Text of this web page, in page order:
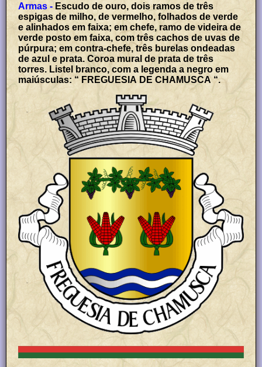
Armas - Escudo de ouro, dois ramos de três
espigas de milho, de vermelho, folhados de verde
e alinhados em faixa; em chefe, ramo de videira de
verde posto em faixa, com três cachos de uvas de
púrpura; em contra-chefe, três burelas ondeadas
de azul e prata. Coroa mural de prata de três
torres. Listel branco, com a legenda a negro em
maiúsculas: “ FREGUESIA DE CHAMUSCA “.